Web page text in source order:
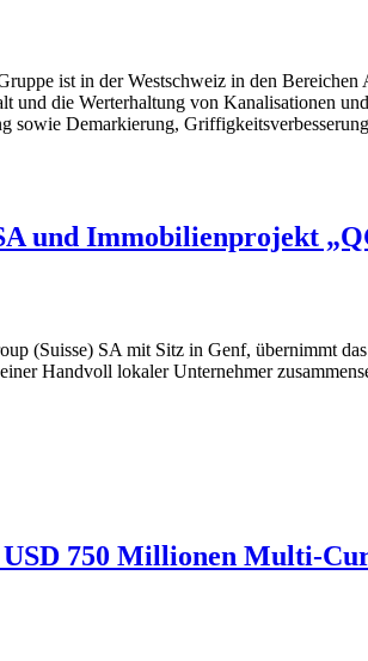
ist in der Westschweiz in den
die Werterhaltung von Kanalisationen
Demarkierung,
und Immobilienprojekt
(Suisse) SA mit Sitz in Genf, übernimmt
Handvoll lokaler Unternehmer
750 Millionen Multi-